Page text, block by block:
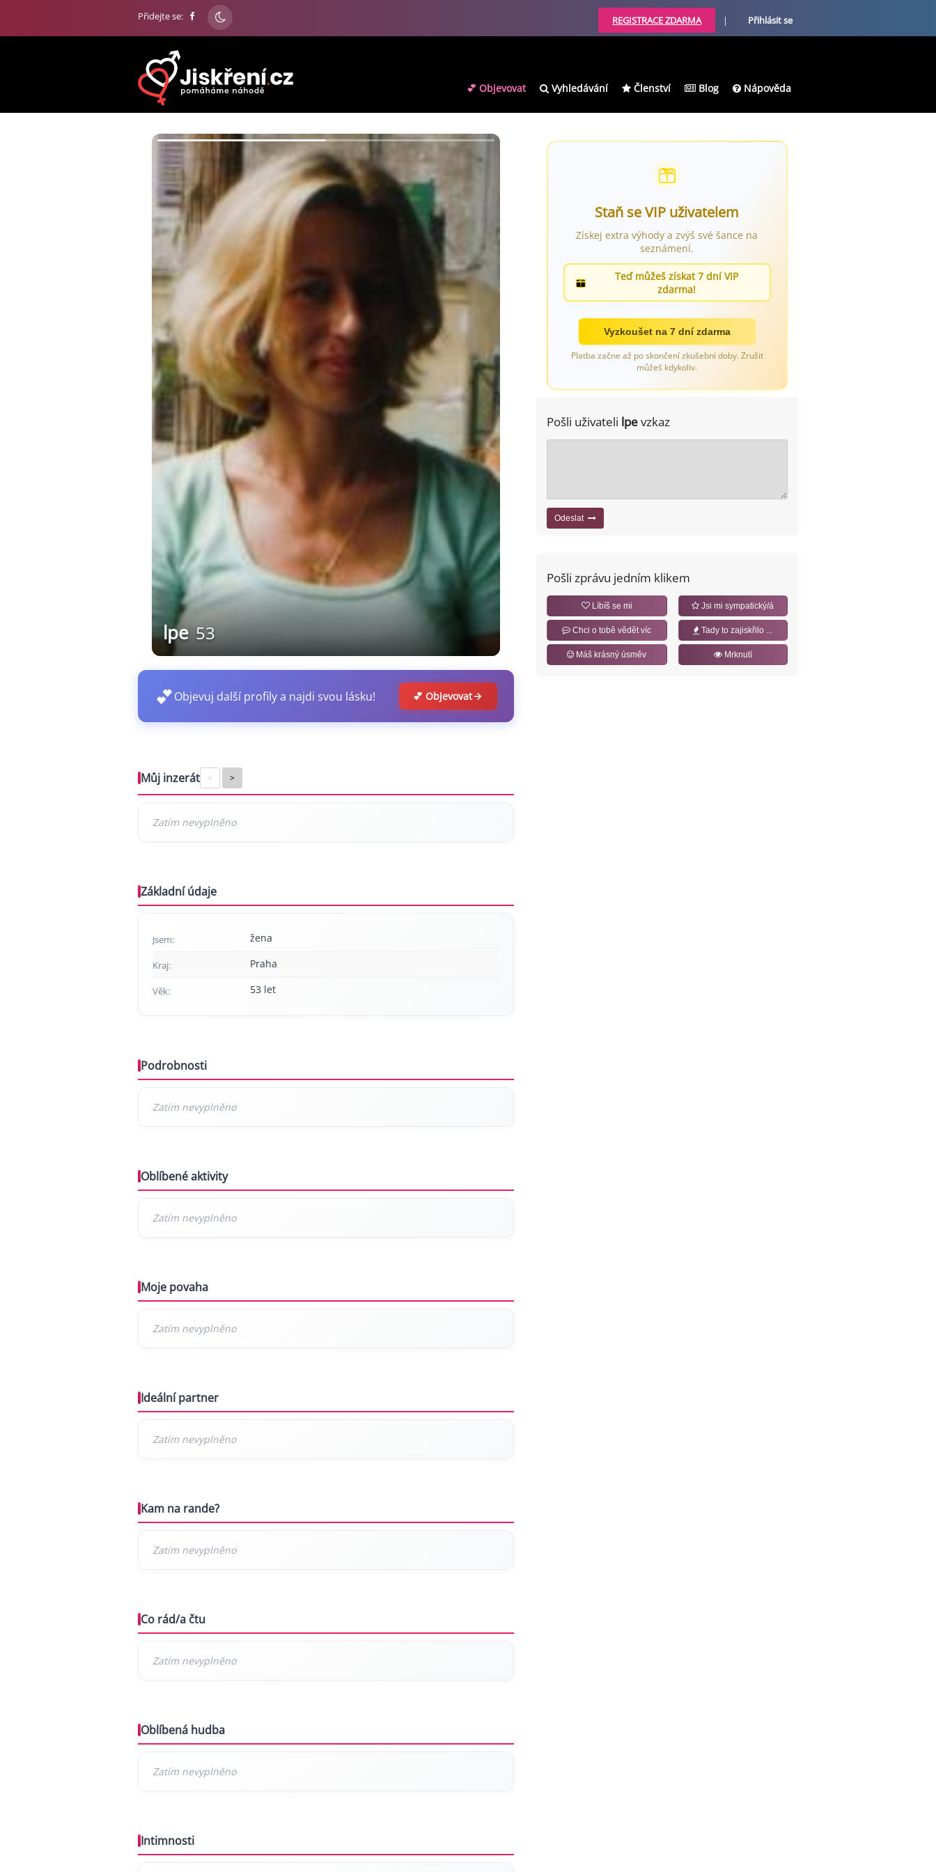
Přidejte se: REGISTRACE ZDARMA | Přihlásit se
💕 Objevovat Vyhledávání Členství Blog Nápověda
lpe 53
💕Objevuj další profily a najdi svou lásku! 💕 Objevovat
Můj inzerát < >
Základní údaje
Jsem: žena
Kraj: Praha
Věk: 53 let
Podrobnosti
Oblíbené aktivity
Moje povaha
Ideální partner
Kam na rande?
Co rád/a čtu
Oblíbená hudba
Intimnosti
Staň se VIP uživatelem
Získej extra výhody a zvýš své šance na
seznámení.
Teď můžeš získat 7 dní VIP
zdarma!
Vyzkoušet na 7 dní zdarma
Platba začne až po skončení zkušební doby. Zrušit
můžeš kdykoliv.
Pošli uživateli lpevzkaz
Odeslat
Pošli zprávu jedním klikem
Líbíš se mi Jsi mi sympatický/á
Chci o tobě vědět víc Tady to zajiskřilo ...
Máš krásný úsměv Mrknutí